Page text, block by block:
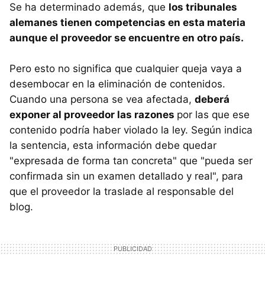
Se ha determinado además, que los tribunales
alemanes tienen competencias en esta materia
aunque el proveedor se encuentre en otro país.
Pero esto no significa que cualquier queja vaya a
desembocar en la eliminación de contenidos.
Cuando una persona se vea afectada, deberá
exponer al proveedor las razones por las que ese
contenido podría haber violado la ley. Según indica
la sentencia, esta información debe quedar
"expresada de forma tan concreta" que "pueda ser
confirmada sin un examen detallado y real", para
que el proveedor la traslade al responsable del
blog.